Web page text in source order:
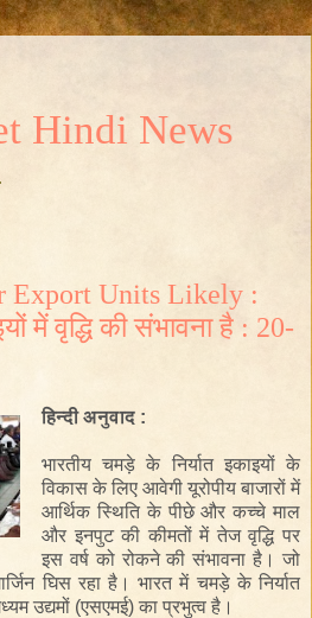
Hindi News
Export Units Likely :
में वृद्धि की संभावना है : 20-
हिन्दी अनुवाद :
भारतीय चमड़े के निर्यात इकाइयों के
विकास के लिए आवेगी यूरोपीय बाजारों में
आर्थिक स्थिति के पीछे और कच्चे माल
और इनपुट की कीमतों में तेज वृद्धि पर
इस वर्ष को रोकने की संभावना है। जो
घिस रहा है। भारत में चमड़े के निर्यात
उद्यमों (एसएमई)का प्रभुत्व है।